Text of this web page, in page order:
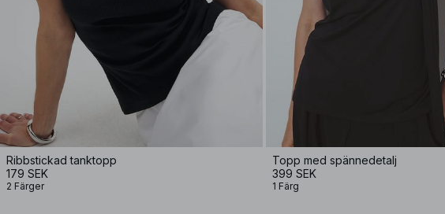
Ribbstickad tanktopp
179 SEK
2 Färger
Topp med spännedetalj
399 SEK
1 Färg